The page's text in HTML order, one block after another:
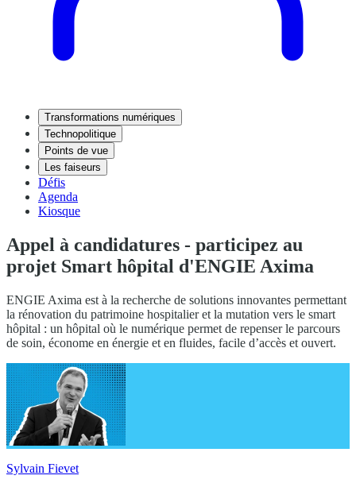
Transformations numériques
Technopolitique
Points de vue
Les faiseurs
Défis
Agenda
Kiosque
Appel à candidatures - participez au
projet Smart hôpital d'ENGIE Axima
ENGIE Axima est à la recherche de solutions innovantes permettant
la rénovation du patrimoine hospitalier et la mutation vers le smart
hôpital : un hôpital où le numérique permet de repenser le parcours
de soin, économe en énergie et en fluides, facile d’accès et ouvert.
Sylvain Fievet